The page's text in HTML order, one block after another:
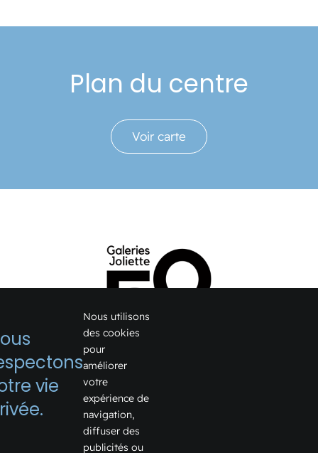
Plan du centre
Voir carte
1075, boulevard Firestone
Joliette, Québec J6E 6X6
Voir sur Google Map →
vie
Nous utilisons
des cookies
pour
améliorer
votre
expérience de
navigation,
diffuser des
publicités ou